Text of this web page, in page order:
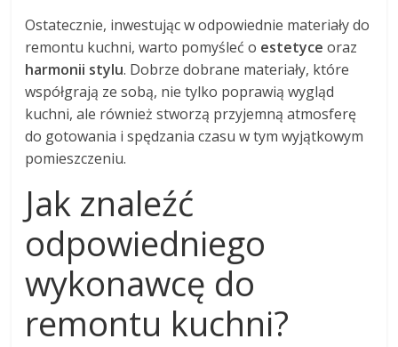
Ostatecznie, inwestując w odpowiednie materiały do
remontu kuchni, warto pomyśleć o estetyce oraz
harmonii stylu. Dobrze dobrane materiały, które
współgrają ze sobą, nie tylko poprawią wygląd
kuchni, ale również stworzą przyjemną atmosferę
do gotowania i spędzania czasu w tym wyjątkowym
pomieszczeniu.
Jak znaleźć
odpowiedniego
wykonawcę do
remontu kuchni?